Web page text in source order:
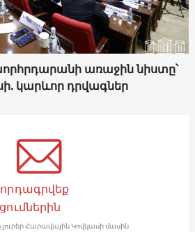
առաջին նիստը՝
կարևոր դրվագներ
Հարավային Կովկասի մասին